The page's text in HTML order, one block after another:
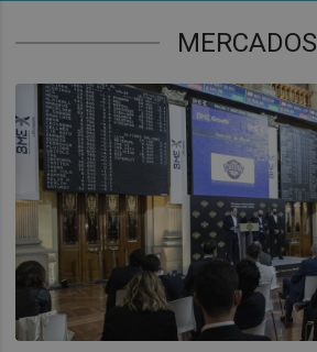
MERCADOS